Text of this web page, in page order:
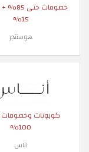
خصومات
15%
هوستنجر
كوبونات وخصومات
100%
اناس